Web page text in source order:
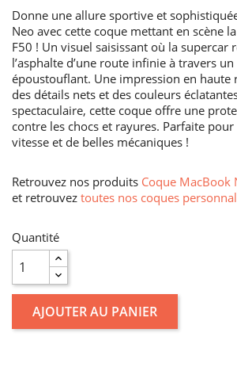
Donne une allure sportive et
Neo avec cette coque mettant en scène
F50 ! Un visuel saisissant où la supercar
l’asphalte d’une route infinie à travers
époustouflant. Une impression en haute
des détails nets et des couleurs
spectaculaire, cette coque offre une
contre les chocs et rayures. Parfaite
vitesse et de belles mécaniques !
Retrouvez nos produits Coque MacBook
et retrouvez toutes nos coques
Quantité
AJOUTER AU PANIER